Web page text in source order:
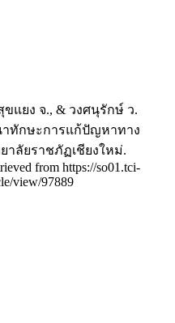
ขแยง จ., & วงศนุรักษ์ ว.
าทักษะการแก้ปัญหาทาง
ลัยราชภัฏเชียงใหม่.
from https://so01.tci-
view/97889